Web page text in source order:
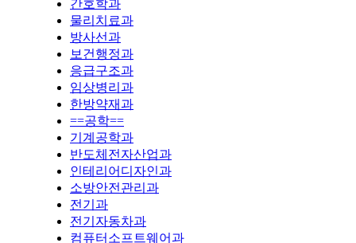
간호학과
물리치료과
방사선과
보건행정과
응급구조과
임상병리과
한방약재과
==공학==
기계공학과
반도체전자산업과
인테리어디자인과
소방안전관리과
전기과
전기자동차과
컴퓨터소프트웨어과